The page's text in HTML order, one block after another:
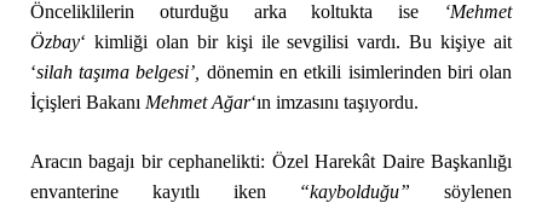
Önceliklilerin oturduğu arka koltukta ise
‘Mehmet
Özbay‘ kimliği olan bir kişi ile sevgilisi vardı. Bu kişiye ait
‘silah taşıma belgesi’, dönemin en etkili isimlerinden biri olan
İçişleri Bakanı Mehmet Ağar‘ın imzasını taşıyordu.
Aracın bagajı bir cephanelikti: Özel Harekât Daire Başkanlığı
envanterine kayıtlı iken “kaybolduğu” söylenen